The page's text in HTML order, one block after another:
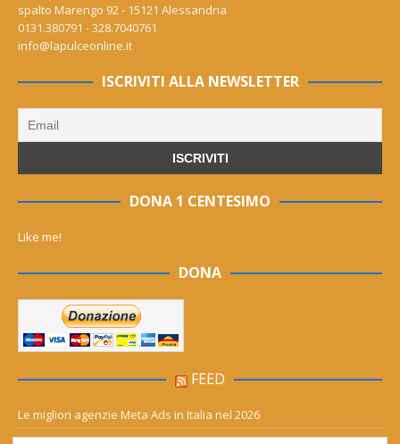
spalto Marengo 92 - 15121 Alessandria
0131.380791 - 328.7040761
info@lapulceonline.it
ISCRIVITI ALLA NEWSLETTER
DONA 1 CENTESIMO
Like me!
DONA
FEED
Le migliori agenzie Meta Ads in Italia nel 2026